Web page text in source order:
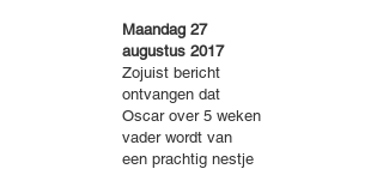
Maandag 27
augustus 2017
Zojuist bericht
ontvangen dat
Oscar over 5 weken
vader wordt van
een prachtig nestje